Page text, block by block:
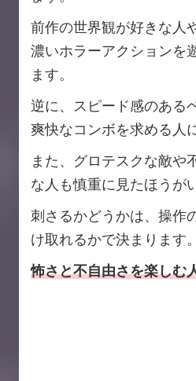
前作の世界観が好きな人
濃いホラーアクションを
ます。
逆に、スピード感のある
爽快なコンボを求める人
また、グロテスクな敵や
な人も慎重に見たほうが
刺さるかどうかは、操作
け取れるかで決まります。
怖さと不自由さを楽しむ